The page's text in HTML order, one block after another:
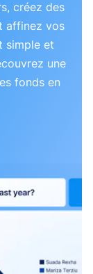
créez des
affinez vos
simple et
une
fonds en